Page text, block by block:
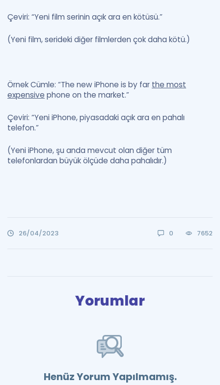
Çeviri: “Yeni film serinin açık ara en kötüsü.”
(Yeni film, serideki diğer filmlerden çok daha kötü.)
Örnek Cümle: “The new iPhone is by far the most
expensive phone on the market.”
Çeviri: “Yeni iPhone, piyasadaki açık ara en pahalı
telefon.”
(Yeni iPhone, şu anda mevcut olan diğer tüm
telefonlardan büyük ölçüde daha pahalıdır.)
26/04/2023 0 7652
Yorumlar
Henüz Yorum Yapılmamış.